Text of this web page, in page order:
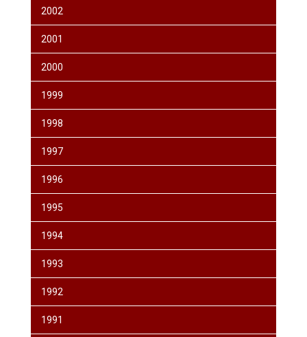
2002
2001
2000
1999
1998
1997
1996
1995
1994
1993
1992
1991